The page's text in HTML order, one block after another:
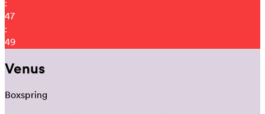
:
47
:
39
Venus
Boxspring